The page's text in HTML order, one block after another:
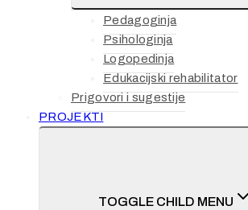
Pedagoginja
Psihologinja
Logopedinja
Edukacijski rehabilitator
Prigovori i sugestije
PROJEKTI
TOGGLE CHILD MENU